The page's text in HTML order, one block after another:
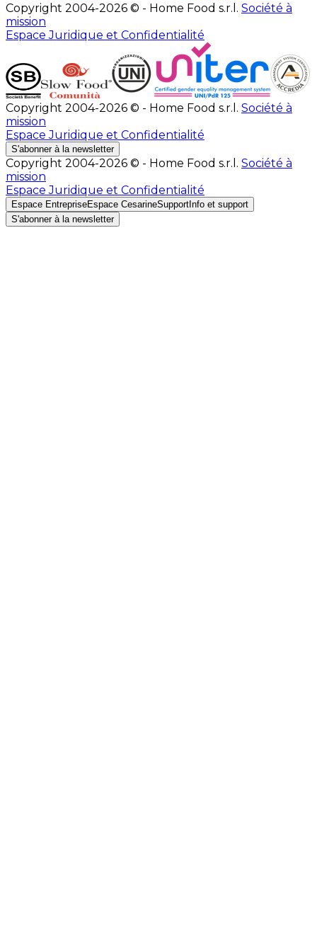
Copyright 2004-2026 © - Home Food s.r.l. Société à
mission
Espace Juridique et Confidentialité
Copyright 2004-2026 © - Home Food s.r.l. Société à
mission
Espace Juridique et Confidentialité
S'abonner à la newsletter
Copyright 2004-2026 © - Home Food s.r.l. Société à
mission
Espace Juridique et Confidentialité
Espace EntrepriseEspace CesarineSupport Info et support
S'abonner à la newsletter